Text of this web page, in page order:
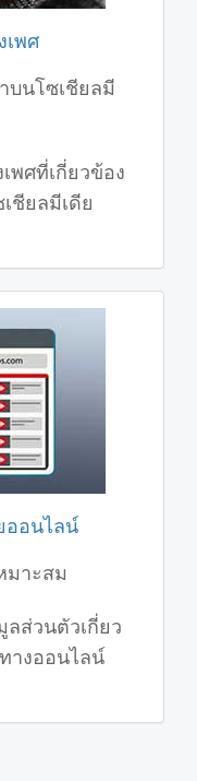
เพศ
บนโซเชียลมี
พศที่เกี่ยวข้อง
ชียลมีเดีย
ออนไลน์
มาะสม
ลส่วนตัวเกี่ยว
างออนไลน์